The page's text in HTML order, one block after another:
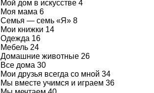
Мой дом в искусстве 4
Моя мама 6
Семья — семь «Я» 8
Мои книжки 14
Одежда 16
Мебель 24
Домашние животные 26
Все дома 30
Мои друзья всегда со мной 34
Мы вместе учимся и играем 36